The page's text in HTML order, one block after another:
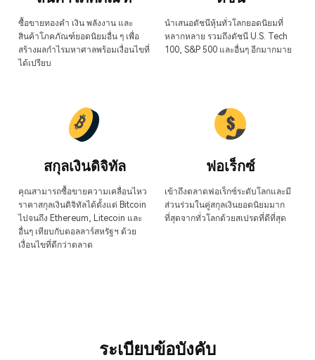
ซื้อขายทองคำ เงิน พลังงาน และ
สินค้าโภคภัณฑ์ยอดนิยมอื่น ๆ เพื่อ
สร้างผลกำไรมหาศาลพร้อมเงื่อนไขที่
ได้เปรียบ
นำเสนอดัชนีหุ้นทั่วโลกยอดนิยมที่
หลากหลาย รวมถึงดัชนี U.S. Tech
100, S&P 500 และอื่นๆ อีกมากมาย
สกุลเงินดิจิทัล
คุณสามารถซื้อขายความเคลื่อนไหว
ราคาสกุลเงินดิจิทัลได้ตั้งแต่ Bitcoin
ไปจนถึง Ethereum, Litecoin และ
อื่นๆ เทียบกับดอลลาร์สหรัฐฯ ด้วย
เงื่อนไขที่ดีกว่าตลาด
ฟอเร็กซ์
เข้าถึงตลาดฟอเร็กซ์ระดับโลกและมี
ส่วนร่วมในคู่สกุลเงินยอดนิยมมาก
ที่สุดจากทั่วโลกด้วยสเปรดที่ดีที่สุด
ระเบียบข้อบังคับ